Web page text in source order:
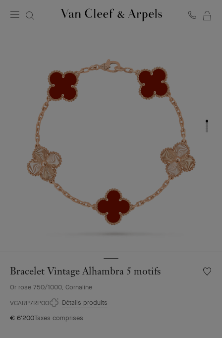
Cleef
Bracelet Vintage Alhambra 5 motifs
Or rose 750/1000, Cornaline
Liste
VCARP7RP00
Détails produits
€ 6'200Taxes comprises